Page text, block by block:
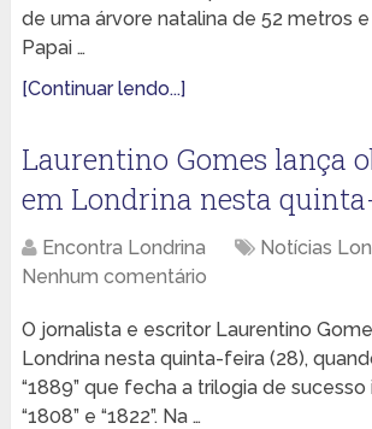
de uma árvore natalina de 52 metros
Papai …
[Continuar lendo...]
Laurentino Gomes lança
em Londrina nesta
Encontra Londrina
Notícias
Nenhum comentário
O jornalista e escritor Laurentino
Londrina nesta quinta-feira (28),
“1889” que fecha a trilogia de
“1808” e “1822”. Na …